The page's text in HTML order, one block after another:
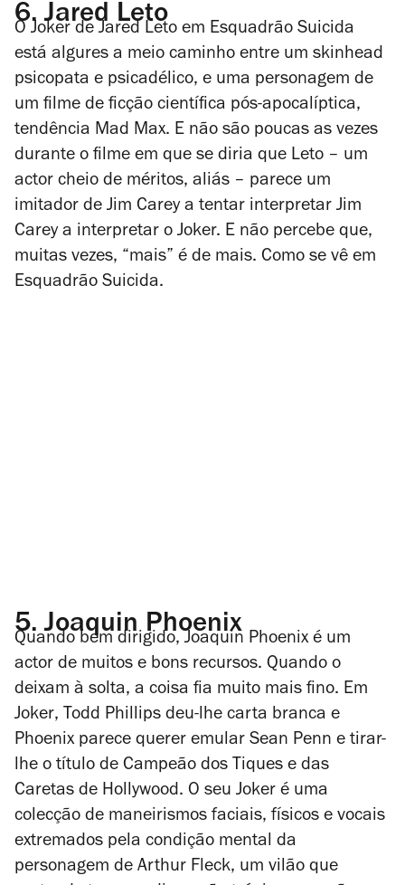
6. Jared Leto
O Joker de Jared Leto em Esquadrão Suicida
está algures a meio caminho entre um skinhead
psicopata e psicadélico, e uma personagem de
um filme de ficção científica pós-apocalíptica,
tendência Mad Max. E não são poucas as vezes
durante o filme em que se diria que Leto – um
actor cheio de méritos, aliás – parece um
imitador de Jim Carey a tentar interpretar Jim
Carey a interpretar o Joker. E não percebe que,
muitas vezes, “mais” é de mais. Como se vê em
Esquadrão Suicida.
5. Joaquin Phoenix
Quando bem dirigido, Joaquin Phoenix é um
actor de muitos e bons recursos. Quando o
deixam à solta, a coisa fia muito mais fino. Em
Joker, Todd Phillips deu-lhe carta branca e
Phoenix parece querer emular Sean Penn e tirar-
lhe o título de Campeão dos Tiques e das
Caretas de Hollywood. O seu Joker é uma
colecção de maneirismos faciais, físicos e vocais
extremados pela condição mental da
personagem de Arthur Fleck, um vilão que